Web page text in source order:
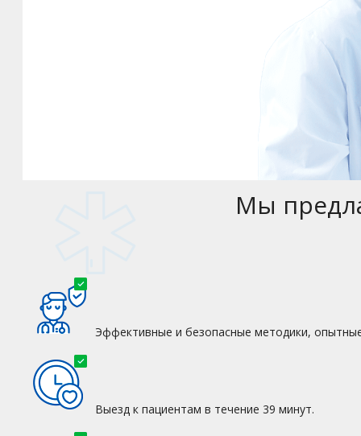
Мы
Эффективные и безопасные методики,
Выезд к пациентам в течение 39 минут.